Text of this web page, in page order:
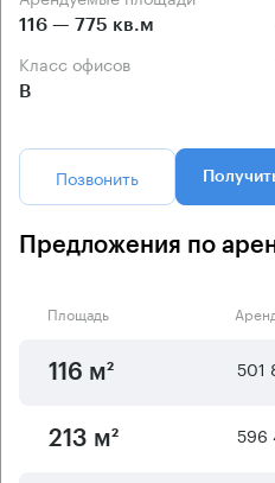
116 — 775 кв.м
Класс офисов
B
Позвонить
Предложения по
Площадь
116 м² 501
213 м² 596